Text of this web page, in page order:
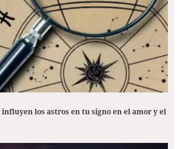
influyen los astros en tu signo en el amor y el